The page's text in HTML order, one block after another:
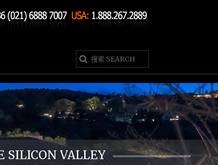
SILICON VALLEY